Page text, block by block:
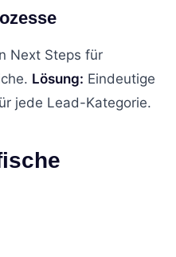
Next Steps für
Lösung: Eindeutige
jede Lead-Kategorie.